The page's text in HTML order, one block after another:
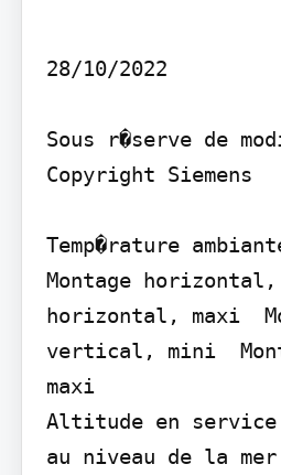
28/10/2022
Sous r�serve de
Copyright Siemens
Temp�rature
Montage
horizontal, maxi
vertical, mini
maxi
Altitude en
au niveau de la